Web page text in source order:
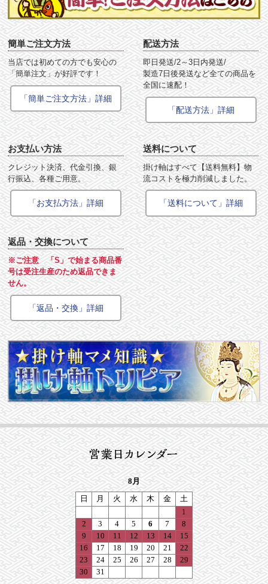
簡単ご注文方法
当店では初めての方でも安心の
「簡単注文」が好評です！
「簡単ご注文方法」詳細
配送方法
即日発送/2～3日内発送/
製造7日後発送など全ての商品を
全国に速配！
「配送方法」詳細
お支払い方法
クレジット決済、代金引換、銀
行振込、各種ご用意。
「お支払方法」詳細
送料について
掛け軸はすべて【送料無料】物
流コストを極力削減しました。
「送料について」詳細
返品・交換について
※ご注意 「S」で始まる商品番
号は受注生産のため返品できま
せん。
「返品・交換」詳細